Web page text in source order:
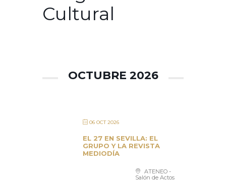
Cultural
OCTUBRE 2026
06 OCT 2026
EL 27 EN SEVILLA: EL
GRUPO Y LA REVISTA
MEDIODÍA
ATENEO -
Salón de Actos